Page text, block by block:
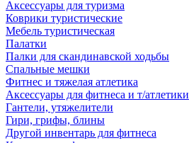
Аксессуары для туризма
Коврики туристические
Мебель туристическая
Палатки
Палки для скандинавской ходьбы
Спальные мешки
Фитнес и тяжелая атлетика
Аксессуары для фитнеса и т/атлетики
Гантели, утяжелители
Гири, грифы, блины
Другой инвентарь для фитнеса